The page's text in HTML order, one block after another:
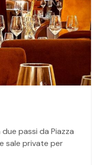
passi da Piazza
sale private per